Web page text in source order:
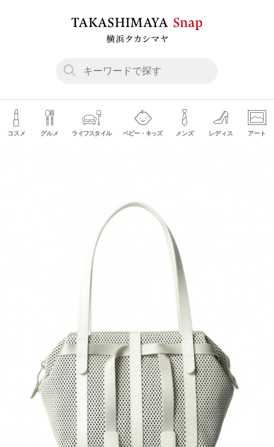
コスメ グルメ ライフスタイル ベビー・キッズ メンズ レディス アート